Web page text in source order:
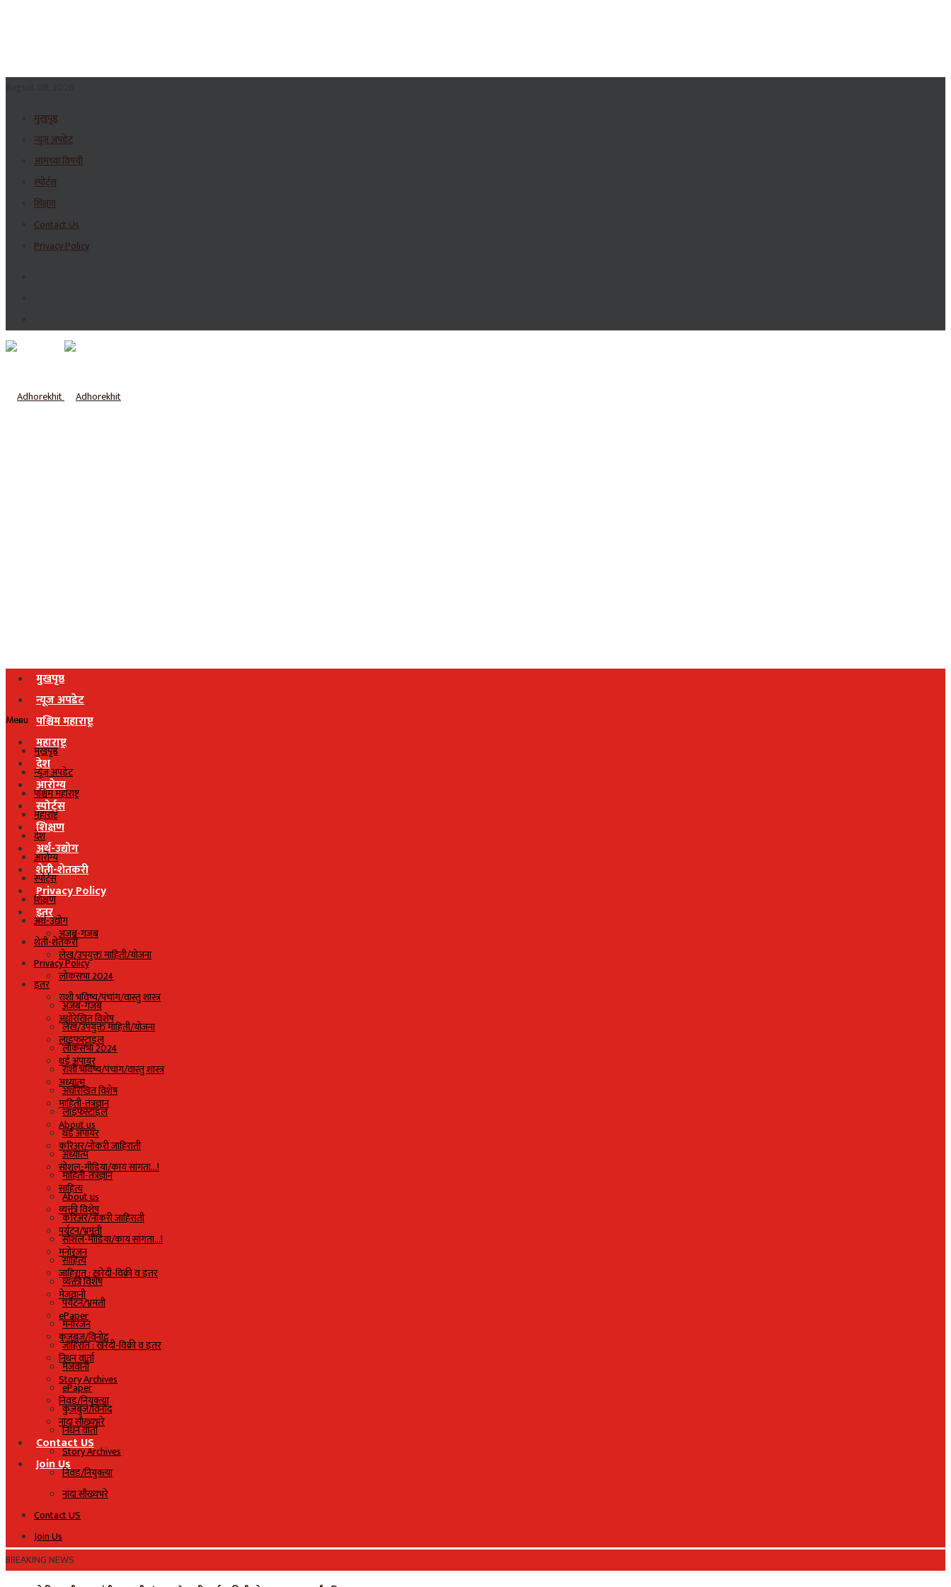
मुखपृष्ठ
न्यूज अपडेट
आमच्या विषयी
स्पोर्ट्स
शिक्षण
Contact Us
Privacy Policy
मुखपृष्ठ
न्यूज अपडेट
पश्चिम महाराष्ट्र
महाराष्ट्र
देश
आरोग्य
स्पोर्ट्स
शिक्षण
अर्थ-उद्योग
शेती-शेतकरी
Privacy Policy
इतर
अजब-गजब
लेख/उपयुक्त माहिती/योजना
लोकसभा 2024
राशी भविष्य/पंचांग/वास्तु शास्त्र
अधोरेखित विशेष
लाइफस्टाइल
थर्ड अंपायर
अध्यात्म
माहिती-तंत्रज्ञान
About us
करिअर/नोकरी जाहिराती
सोशल-मीडिया/काय सांगता…!
साहित्य
व्यक्ती विशेष
पर्यटन/भ्रमंती
मनोरंजन
जाहिरात : खरेदी-विक्री व इतर
मेजवानी
ePaper
कुजबुज/विनोद
निधन वार्ता
Story Archives
निवड/नियुक्त्या
नांदा सौख्यभरे
Contact US
Join Us
Menu
मुखपृष्ठ
न्यूज अपडेट
पश्चिम महाराष्ट्र
महाराष्ट्र
देश
आरोग्य
स्पोर्ट्स
शिक्षण
अर्थ-उद्योग
शेती-शेतकरी
Privacy Policy
इतर
अजब-गजब
लेख/उपयुक्त माहिती/योजना
लोकसभा 2024
राशी भविष्य/पंचांग/वास्तु शास्त्र
अधोरेखित विशेष
लाइफस्टाइल
थर्ड अंपायर
अध्यात्म
माहिती-तंत्रज्ञान
About us
करिअर/नोकरी जाहिराती
सोशल-मीडिया/काय सांगता…!
साहित्य
व्यक्ती विशेष
पर्यटन/भ्रमंती
मनोरंजन
जाहिरात : खरेदी-विक्री व इतर
मेजवानी
ePaper
कुजबुज/विनोद
निधन वार्ता
Story Archives
निवड/नियुक्त्या
नांदा सौख्यभरे
Contact US
Join Us
BREAKING NEWS